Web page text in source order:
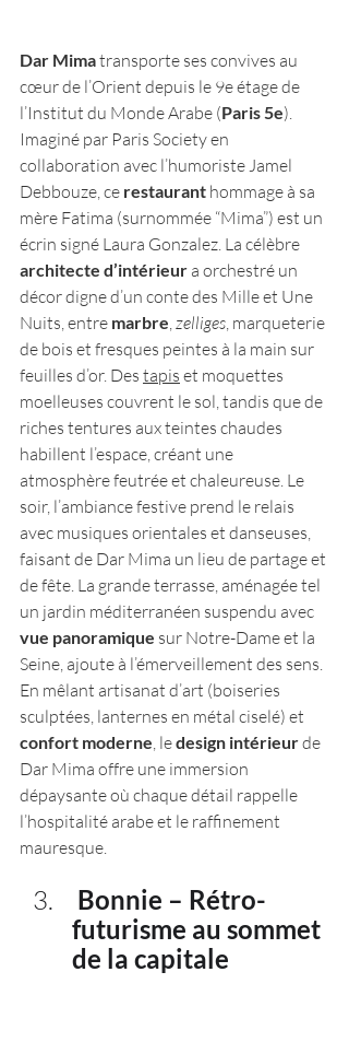
Dar Mima transporte ses convives au
cœur de l’Orient depuis le 9e étage de
l’Institut du Monde Arabe (Paris 5e).
Imaginé par Paris Society en
collaboration avec l’humoriste Jamel
Debbouze, ce restaurant hommage à sa
mère Fatima (surnommée “Mima”) est un
écrin signé Laura Gonzalez. La célèbre
architecte d’intérieur a orchestré un
décor digne d’un conte des Mille et Une
Nuits, entre marbre zelliges , marqueterie
de bois et fresques peintes à la main sur
feuilles d’or​. Des tapis et moquettes
moelleuses couvrent le sol, tandis que de
riches tentures aux teintes chaudes
habillent l’espace, créant une
atmosphère feutrée et chaleureuse. Le
soir, l’ambiance festive prend le relais
avec musiques orientales et danseuses,
faisant de Dar Mima un lieu de partage et
de fête. La grande terrasse, aménagée tel
un jardin méditerranéen suspendu avec
vue panoramique sur Notre-Dame et la
Seine, ajoute à l’émerveillement des sens​.
En mêlant artisanat d’art (boiseries
sculptées, lanternes en métal ciselé) et
confort moderne , le design intérieur de
Dar Mima offre une immersion
dépaysante où chaque détail rappelle
l’hospitalité arabe et le raffinement
mauresque.
futurisme au sommet
de la capitale